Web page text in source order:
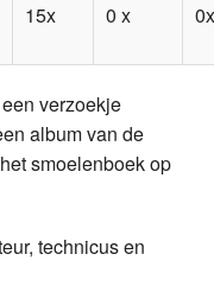
15x 0 x
verzoekje
album van de
smoelenboek op
technicus en